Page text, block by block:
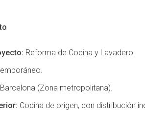
Reforma de Cocina y Lavadero.
Barcelona (Zona metropolitana).
Cocina de origen, con distribución